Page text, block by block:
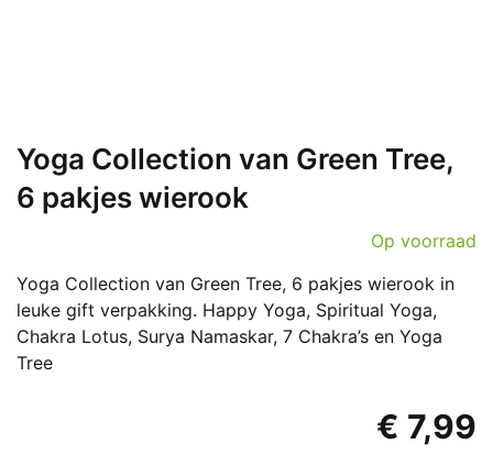
Yoga Collection van Green Tree,
6 pakjes wierook
Op voorraad
Yoga Collection van Green Tree, 6 pakjes wierook in
leuke gift verpakking. Happy Yoga, Spiritual Yoga,
Chakra Lotus, Surya Namaskar, 7 Chakra’s en Yoga
Tree
€ 7,99